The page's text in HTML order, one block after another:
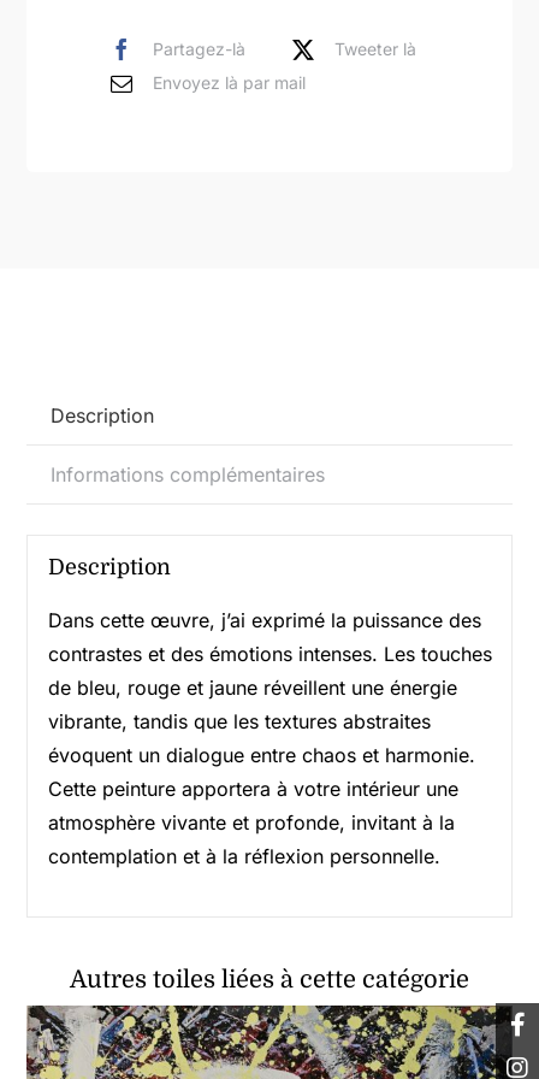
azur
peinture
Partagez-là
Tweeter là
Envoyez là par mail
Description
Informations complémentaires
Description
Dans cette œuvre, j’ai exprimé la puissance des
contrastes et des émotions intenses. Les touches
de bleu, rouge et jaune réveillent une énergie
vibrante, tandis que les textures abstraites
évoquent un dialogue entre chaos et harmonie.
Cette peinture apportera à votre intérieur une
atmosphère vivante et profonde, invitant à la
contemplation et à la réflexion personnelle.
Autres toiles liées à cette catégorie